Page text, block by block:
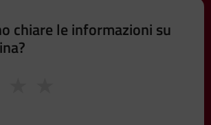
chiare le informazioni su